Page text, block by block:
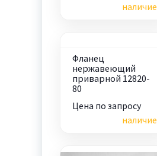
наличие
Фланец
нержавеющий
приварной 12820-
80
Цена по запросу
наличие